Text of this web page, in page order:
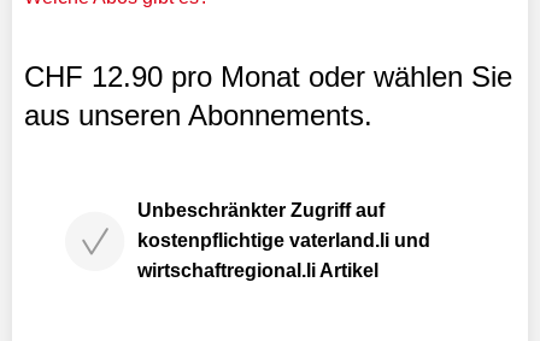
CHF 12.90 pro Monat oder wählen Sie
aus unseren Abonnements.
Unbeschränkter Zugriff auf
kostenpflichtige vaterland.li und
wirtschaftregional.li Artikel